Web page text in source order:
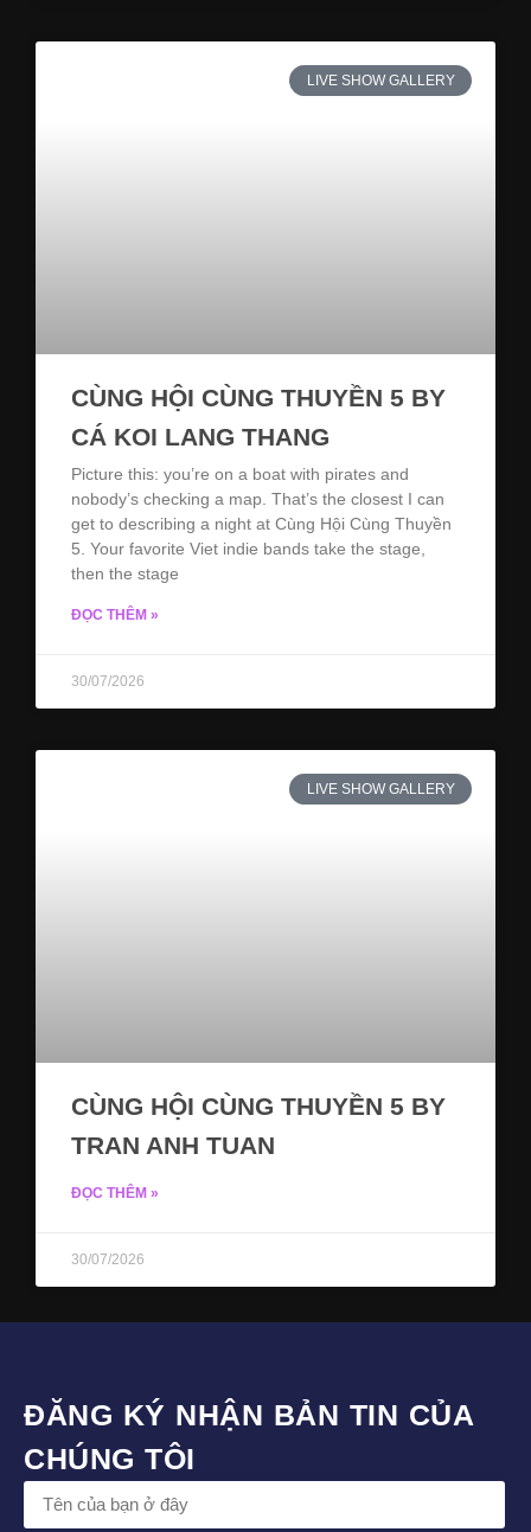
LIVE SHOW GALLERY
CÙNG HỘI CÙNG THUYỀN 5 BY
CÁ KOI LANG THANG
Picture this: you’re on a boat with pirates and
nobody’s checking a map. That’s the closest I can
get to describing a night at Cùng Hội Cùng Thuyền
5. Your favorite Viet indie bands take the stage,
then the stage
ĐỌC THÊM »
30/07/2026
LIVE SHOW GALLERY
CÙNG HỘI CÙNG THUYỀN 5 BY
TRAN ANH TUAN
ĐỌC THÊM »
30/07/2026
ĐĂNG KÝ NHẬN BẢN TIN CỦA
CHÚNG TÔI